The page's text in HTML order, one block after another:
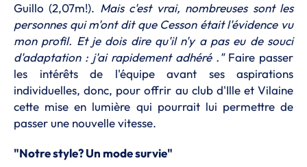
Guillo (2,07m!). Mais c'est vrai, nombreuses sont les
personnes qui m'ont dit que Cesson était l'évidence vu
mon profil. Et je dois dire qu'il n'y a pas eu de souci
d'adaptation : j'ai rapidement adhéré ." Faire passer
les intérêts de l'équipe avant ses aspirations
individuelles, donc, pour offrir au club d'Ille et Vilaine
cette mise en lumière qui pourrait lui permettre de
passer une nouvelle vitesse.
"Notre style? Un mode survie"